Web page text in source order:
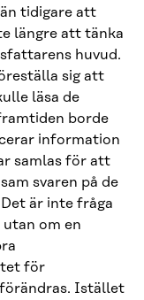
tidigare att
längre att tänka
huvud.
sig att
läsa de
borde
information
samlas för att
svaren på de
är inte fråga
om en
för
Istället